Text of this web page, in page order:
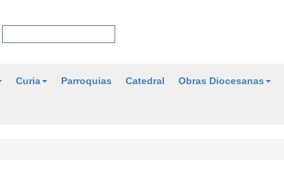
Curia Parroquias Catedral Obras Diocesanas